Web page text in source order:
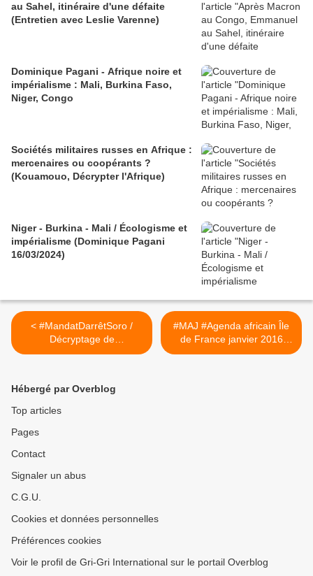
au Sahel, itinéraire d'une défaite
(Entretien avec Leslie Varenne)
Dominique Pagani - Afrique noire et
impérialisme : Mali, Burkina Faso,
Niger, Congo
Sociétés militaires russes en Afrique :
mercenaires ou coopérants ?
(Kouamouo, Décrypter l'Afrique)
Niger - Burkina - Mali / Écologisme et
impérialisme (Dominique Pagani
16/03/2024)
< #MandatDarrêtSoro /
Décryptage de
l'embarrassé et
(#ClaudusKouadio)
#MAJ #Agenda africain Île
de France janvier 2016
(#Arts #Histoire #Politique)
Hébergé par Overblog
Top articles
Pages
Contact
Signaler un abus
C.G.U.
Cookies et données personnelles
Préférences cookies
Voir le profil de Gri-Gri International sur le portail Overblog